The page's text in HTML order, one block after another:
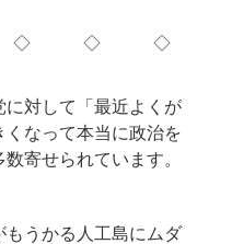
◇ ◇
に対して「最近よくが
なって本当に政治を
寄せられています。
うかる人工島にムダ